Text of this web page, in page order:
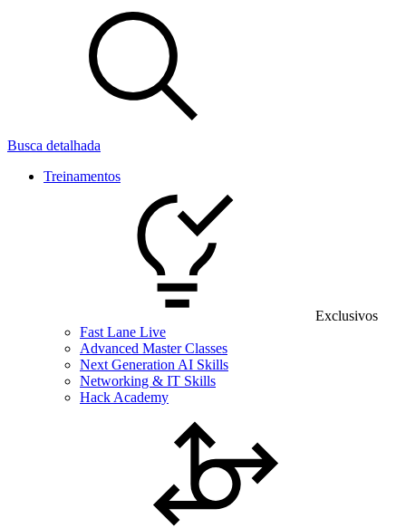
Busca detalhada
Treinamentos
Exclusivos
Fast Lane Live
Advanced Master Classes
Next Generation AI Skills
Networking & IT Skills
Hack Academy